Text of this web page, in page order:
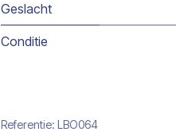
Geslacht
Conditie
Referentie: LBO064